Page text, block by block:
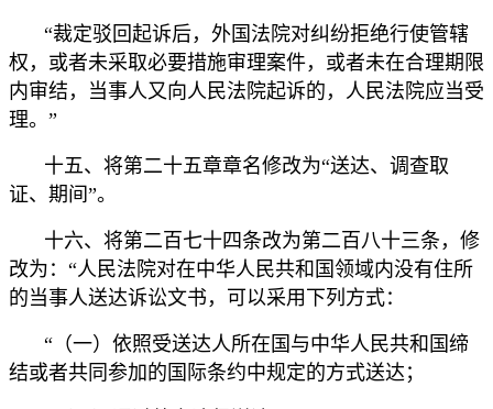
“裁定驳回起诉后，外国法院对纠纷拒绝行使管辖
权，或者未采取必要措施审理案件，或者未在合理期限
内审结，当事人又向人民法院起诉的，人民法院应当受
理。”
十五、将第二十五章章名修改为“送达、调查取
证、期间”。
十六、将第二百七十四条改为第二百八十三条，修
改为：“人民法院对在中华人民共和国领域内没有住所
的当事人送达诉讼文书，可以采用下列方式：
“（一）依照受送达人所在国与中华人民共和国缔
结或者共同参加的国际条约中规定的方式送达；